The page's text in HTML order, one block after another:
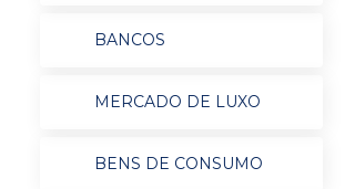
BANCOS
MERCADO DE LUXO
BENS DE CONSUMO